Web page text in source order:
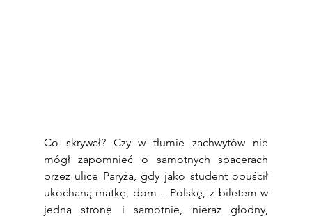
Co skrywał? Czy w tłumie zachwytów nie
mógł zapomnieć o samotnych spacerach
przez ulice Paryża, gdy jako student opuścił
ukochaną matkę, dom – Polskę, z biletem w
jedną stronę i samotnie, nieraz głodny,